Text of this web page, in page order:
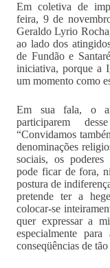
Em coletiva de
feira, 9 de
Geraldo Lyrio
ao lado dos
de Fundão e
iniciativa, porque a
um momento como
Em sua fala, o
participarem
“Convidamos
denominações
sociais, os
pode ficar de fora,
postura de
pretende ter a
colocar-se
quer expressar a
especialmente
conseqüências de